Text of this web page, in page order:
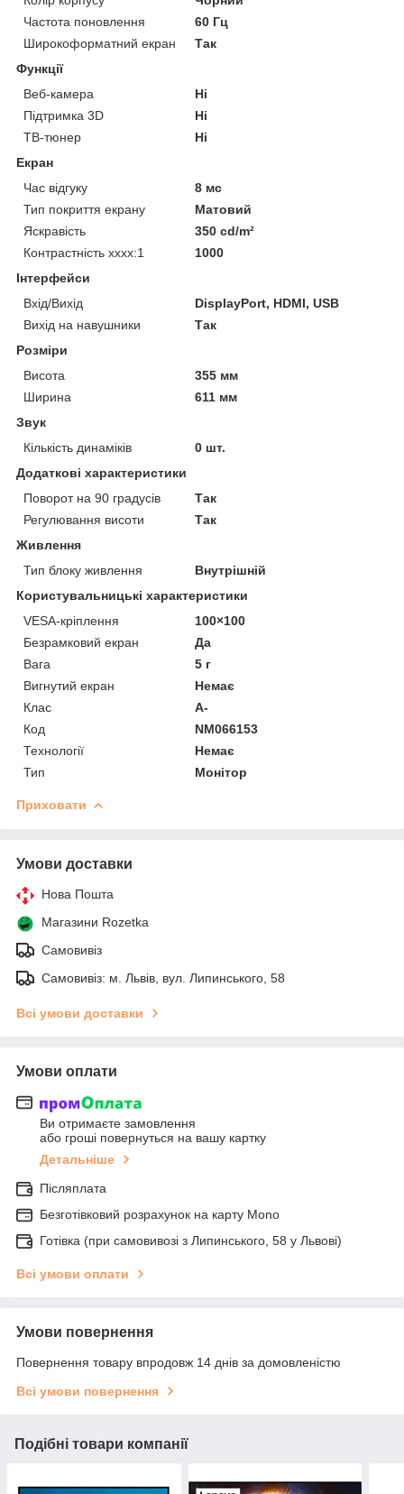
Частота поновлення
60 Гц
Широкоформатний екран
Так
Функції
Веб-камера
Ні
Підтримка 3D
Ні
ТВ-тюнер
Ні
Екран
Час відгуку
8 мс
Тип покриття екрану
Матовий
Яскравість
350 cd/m²
Контрастність хххх:1
1000
Інтерфейси
Вхід/Вихід
DisplayPort, HDMI, USB
Вихід на навушники
Так
Розміри
Висота
355 мм
Ширина
611 мм
Звук
Кількість динаміків
0 шт.
Додаткові характеристики
Поворот на 90 градусів
Так
Регулювання висоти
Так
Живлення
Тип блоку живлення
Внутрішній
Користувальницькі характеристики
VESA-кріплення
100×100
Безрамковий екран
Да
Вага
5 г
Вигнутий екран
Немає
Клас
A-
Код
NM066153
Технології
Немає
Тип
Монітор
Приховати
Умови доставки
Нова Пошта
Магазини Rozetka
Самовивіз
Самовивіз: м. Львів, вул. Липинського, 58
Всі умови доставки
Умови оплати
Ви отримаєте замовлення
або гроші повернуться на вашу картку
Детальніше
Післяплата
Безготівковий розрахунок на карту Mono
Готівка (при самовивозі з Липинського, 58 у Львові)
Всі умови оплати
Умови повернення
Повернення товару впродовж 14 днів за домовленістю
Всі умови повернення
Подібні товари компанії